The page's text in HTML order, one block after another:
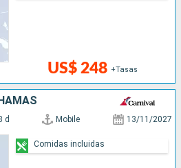
US$ 248 +Tasas
d Mobile 13/11/2027
Comidas incluidas